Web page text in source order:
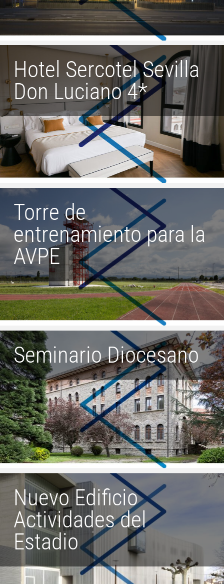
Hotel Sercotel Sevilla
Don Luciano 4*
Torre de
entrenamiento para la
AVPE
Seminario Diocesano
Nuevo Edificio
Actividades del
Estadio